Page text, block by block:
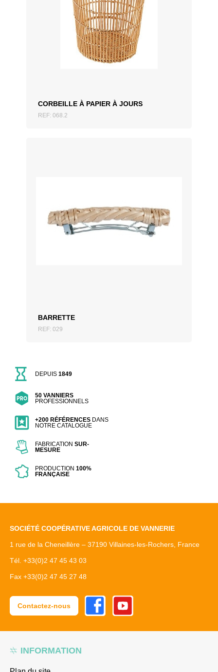
CORBEILLE À PAPIER À JOURS
REF: 068.2
AJOUTER AU DEVIS
BARRETTE
REF: 029
DEPUIS1849
50 VANNIERS
PROFESSIONNELS
+200 RÉFÉRENCES DANS
NOTRE CATALOGUE
FABRICATIONSUR-
MESURE
PRODUCTION100%
FRANÇAISE
INFORMATION
SOCIÉTÉ COOPÉRATIVE AGRICOLE DE VANNERIE
1 rue de la Cheneillère – 37190 Villaines-les-Rochers, France
Tél. +33(0)2 47 45 43 03
Fax +33(0)2 47 45 27 48
Contactez-nous
FacebookYoutube